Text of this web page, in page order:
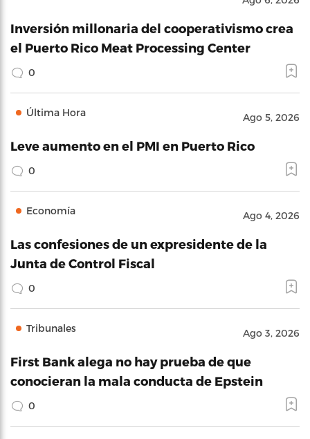
Inversión millonaria del cooperativismo crea
el Puerto Rico Meat Processing Center
0
Última Hora Ago 5, 2026
Leve aumento en el PMI en Puerto Rico
0
Economía Ago 4, 2026
Las confesiones de un expresidente de la
Junta de Control Fiscal
0
Tribunales Ago 3, 2026
First Bank alega no hay prueba de que
conocieran la mala conducta de Epstein
0